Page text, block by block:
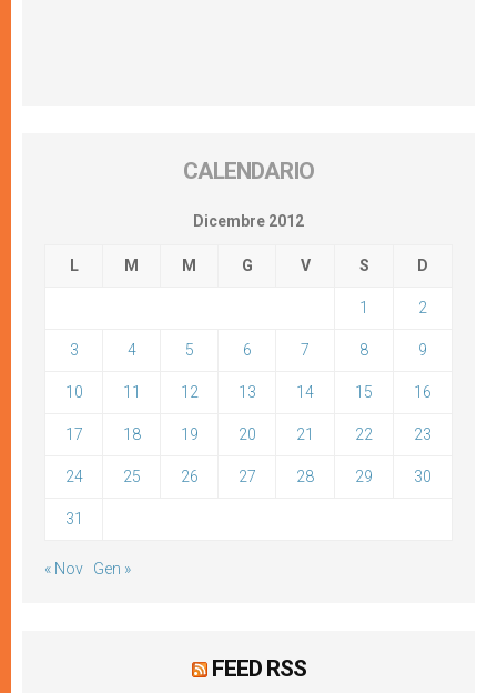
CALENDARIO
Dicembre 2012
L M M G V S D
1 2
3 4 5 6 7 8 9
10 11 12 13 14 15 16
17 18 19 20 21 22 23
24 25 26 27 28 29 30
31
« Nov Gen »
FEED RSS